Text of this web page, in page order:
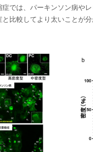
症では、パーキンソン病や
と比較してより太いことが